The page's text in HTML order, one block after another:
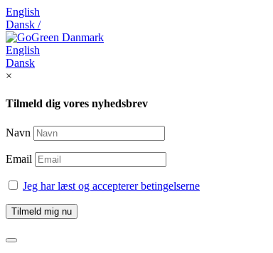
English
Dansk /
English
Dansk
×
Tilmeld dig vores nyhedsbrev
Navn
Email
Jeg har læst og accepterer betingelserne